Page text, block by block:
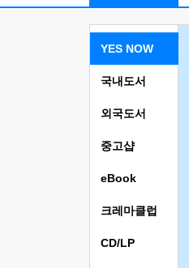
YES NOW
국내도서
외국도서
중고샵
eBook
크레마클럽
CD/LP